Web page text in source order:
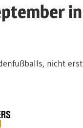
in
nicht erst